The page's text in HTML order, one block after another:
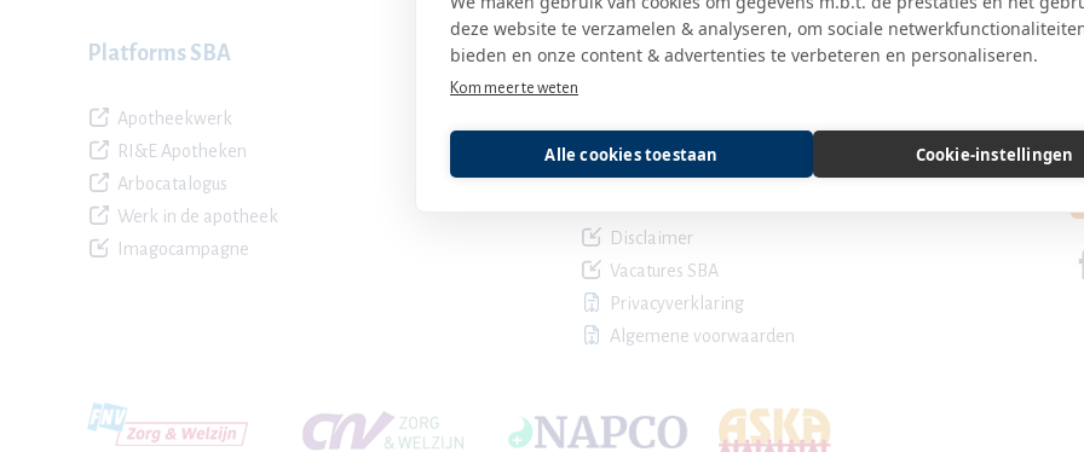
deze website te verzamelen & analyseren, om sociale
bieden en onze content & advertenties te verbeteren en personaliseren.
Kom meer te weten
Alle cookies toestaan Cookie-instellingen
Platforms SBA
Apotheekwerk
RI&E Apotheken
Arbocatalogus
Werk in de apotheek
Imagocampagne
Contact SBA
030 600 85 20
ma, di, do 09.00 - 17.00 uur en woe 9.00 - 12.00 uur
Disclaimer
Vacatures SBA
Privacyverklaring
Algemene voorwaarden